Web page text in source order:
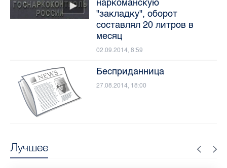
Лучшее
наркоманскую
"закладку", оборот
составлял 20 литров в
месяц
02.09.2014, 8:59
Бесприданница
27.08.2014, 18:00